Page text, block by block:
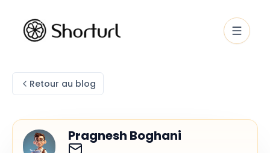
Retour au blog
Pragnesh Boghani